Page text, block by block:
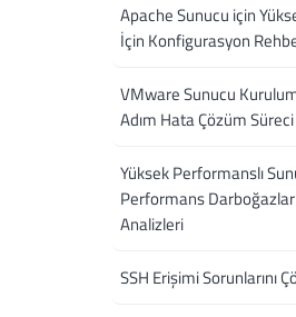
Apache Sunucu için
İçin Konfigurasyon
VMware Sunucu
Adım Hata Çözüm Süreci
Yüksek Performanslı
Performans
Analizleri
SSH Erişimi Sorunlarını